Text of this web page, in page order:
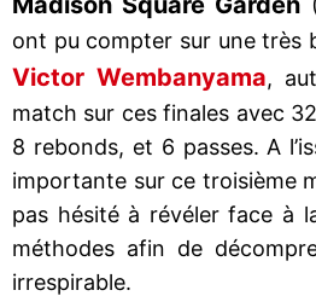
ont pu compter sur une très
Victor Wembanyama,
match sur ces finales avec
8 rebonds, et 6 passes. A
importante sur ce troisième
pas hésité à révéler face à
méthodes afin de
irrespirable.